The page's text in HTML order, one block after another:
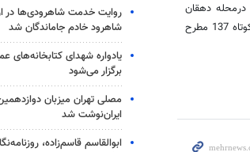
درمحله دهقان
درحال ساخت است که این مجتمع با توجه به درخواست شهروندان ازطریق شورایاری ها و سامانه پیام کوتاه 137 مطرح
روایت خدمت شاهرودی‌ها در
شاهرود خادم جاماندگان شد
یادواره شهدای کتابخانه‌های
برگزار می‌شود
مصلی تهران میزبان
ایران‌نوشت شد
ابوالقاسم قاسم‌زاده،